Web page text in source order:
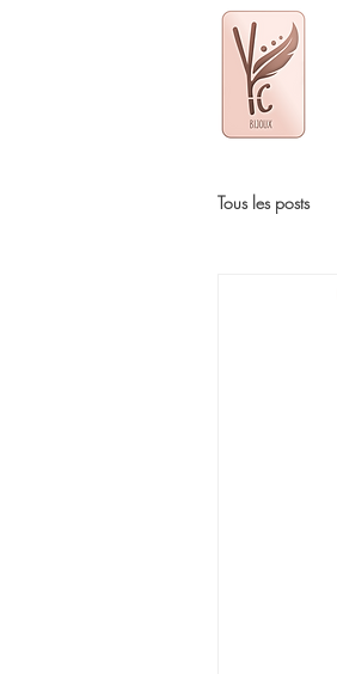
Tous les posts